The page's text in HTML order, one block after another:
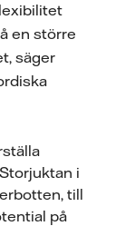
en större
säger
i
till
på